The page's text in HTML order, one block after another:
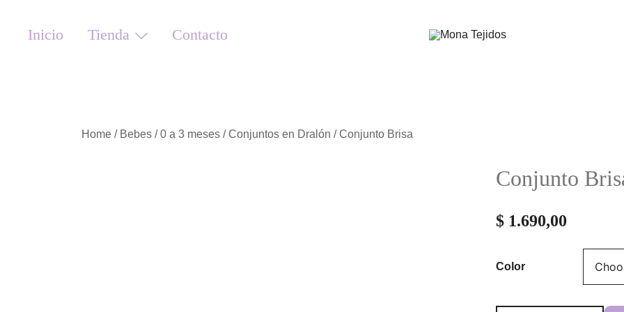
Inicio Tienda Contacto
Home / Bebes /0 a 3 meses /Conjuntos en Dralón / Conjunto Brisa
Conjunto
$ 1.690,00
Color